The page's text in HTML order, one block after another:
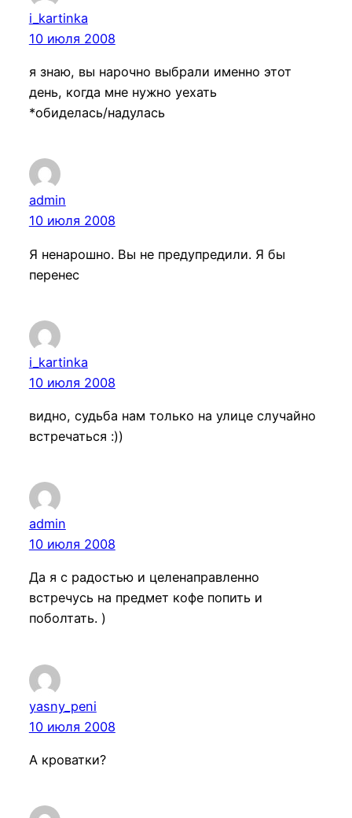
i_kartinka
10 июля 2008
я знаю, вы нарочно выбрали именно этот
день, когда мне нужно уехать
*обиделась/надулась
admin
10 июля 2008
Я ненарошно. Вы не предупредили. Я бы
перенес
i_kartinka
10 июля 2008
видно, судьба нам только на улице случайно
встречаться :))
admin
10 июля 2008
Да я с радостью и целенаправленно
встречусь на предмет кофе попить и
поболтать. )
yasny_peni
10 июля 2008
А кроватки?